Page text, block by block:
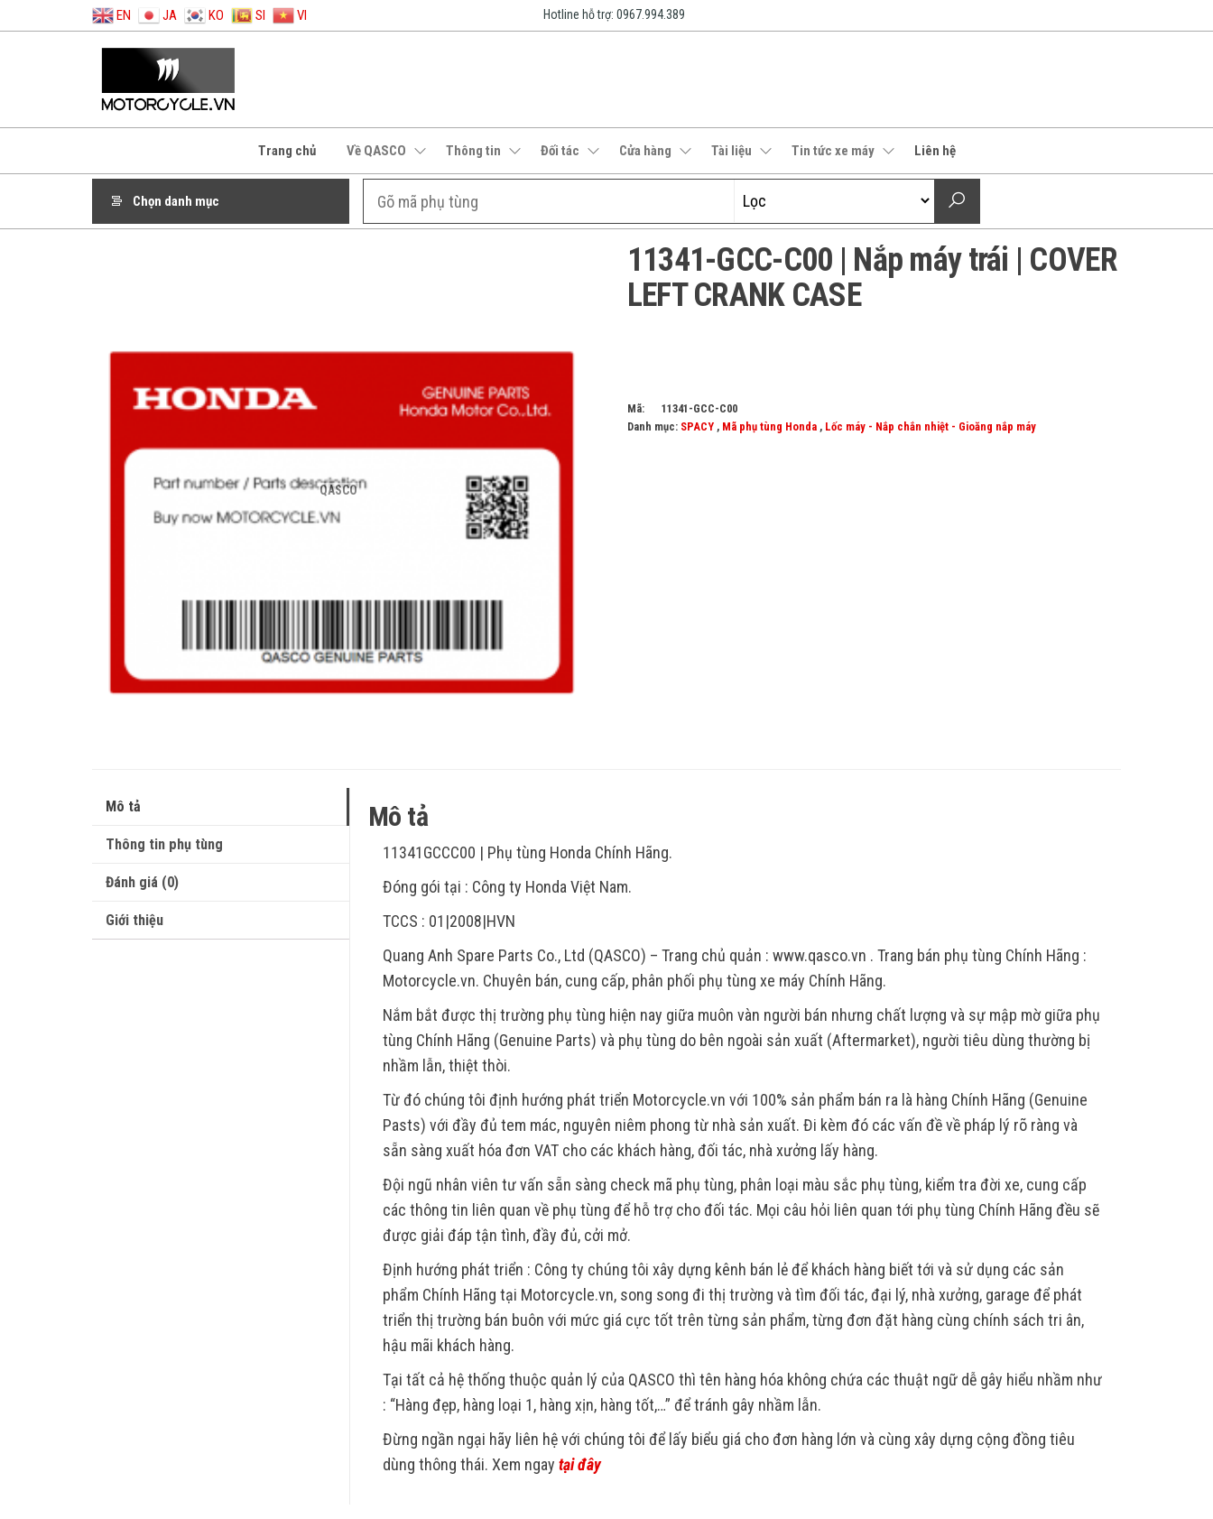
EN JA KO SI VI Hotline hỗ trợ: 0967.994.389
Trang chủ Về QASCO Thông tin Đối tác Cửa hàng Tài liệu Tin tức xe máy Liên hệ
Chọn danh mục
QASCO
11341-GCC-C00 | Nắp máy trái | COVER
LEFT CRANK CASE
Mã:
11341-GCC-C00
Danh mục: SPACY, Mã phụ tùng Honda, Lốc máy - Nắp chắn nhiệt - Gioăng nắp máy
Mô tả
Thông tin phụ tùng
Đánh giá (0)
Giới thiệu
Mô tả
11341GCCC00 | Phụ tùng Honda Chính Hãng.
Đóng gói tại : Công ty Honda Việt Nam.
TCCS : 01|2008|HVN
Quang Anh Spare Parts Co., Ltd (QASCO) – Trang chủ quản : www.qasco.vn . Trang bán phụ tùng Chính Hãng :
Motorcycle.vn. Chuyên bán, cung cấp, phân phối phụ tùng xe máy Chính Hãng.
Nắm bắt được thị trường phụ tùng hiện nay giữa muôn vàn người bán nhưng chất lượng và sự mập mờ giữa phụ
tùng Chính Hãng (Genuine Parts) và phụ tùng do bên ngoài sản xuất (Aftermarket), người tiêu dùng thường bị
nhầm lẫn, thiệt thòi.
Từ đó chúng tôi định hướng phát triển Motorcycle.vn với 100% sản phẩm bán ra là hàng Chính Hãng (Genuine
Pasts) với đầy đủ tem mác, nguyên niêm phong từ nhà sản xuất. Đi kèm đó các vấn đề về pháp lý rõ ràng và
sẵn sàng xuất hóa đơn VAT cho các khách hàng, đối tác, nhà xưởng lấy hàng.
Đội ngũ nhân viên tư vấn sẵn sàng check mã phụ tùng, phân loại màu sắc phụ tùng, kiểm tra đời xe, cung cấp
các thông tin liên quan về phụ tùng để hỗ trợ cho đối tác. Mọi câu hỏi liên quan tới phụ tùng Chính Hãng đều sẽ
được giải đáp tận tình, đầy đủ, cởi mở.
Định hướng phát triển : Công ty chúng tôi xây dựng kênh bán lẻ để khách hàng biết tới và sử dụng các sản
phẩm Chính Hãng tại Motorcycle.vn, song song đi thị trường và tìm đối tác, đại lý, nhà xưởng, garage để phát
triển thị trường bán buôn với mức giá cực tốt trên từng sản phẩm, từng đơn đặt hàng cùng chính sách tri ân,
hậu mãi khách hàng.
Tại tất cả hệ thống thuộc quản lý của QASCO thì tên hàng hóa không chứa các thuật ngữ dễ gây hiểu nhầm như
: “Hàng đẹp, hàng loại 1, hàng xịn, hàng tốt,…” để tránh gây nhầm lẫn.
Đừng ngần ngại hãy liên hệ với chúng tôi để lấy biểu giá cho đơn hàng lớn và cùng xây dựng cộng đồng tiêu
dùng thông thái. Xem ngay tại đây